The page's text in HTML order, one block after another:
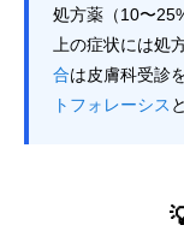
処方薬（10〜
上の症状には処
合は皮膚科受診
トフォレーシス